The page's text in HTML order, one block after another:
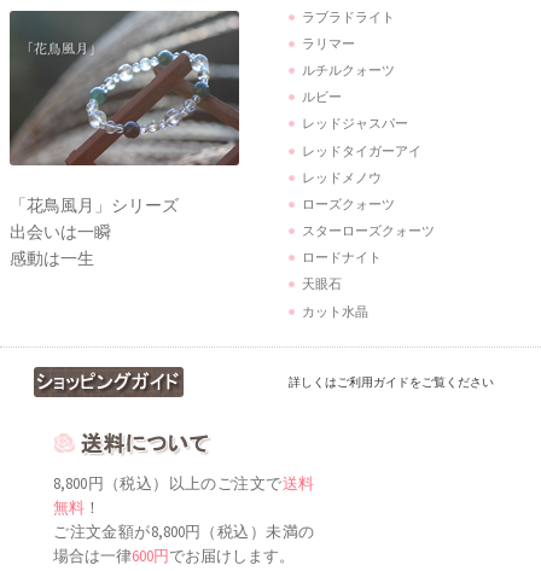
「花鳥風月」シリーズ
出会いは一瞬
感動は一生
ラブラドライト
ラリマー
ルチルクォーツ
ルビー
レッドジャスパー
レッドタイガーアイ
レッドメノウ
ローズクォーツ
スターローズクォーツ
ロードナイト
天眼石
カット水晶
詳しくはご利用ガイドをご覧ください
8,800円（税込）以上のご注文で送料
無料 ！
ご注文金額が8,800円（税込）未満の
場合は一律600円でお届けします。